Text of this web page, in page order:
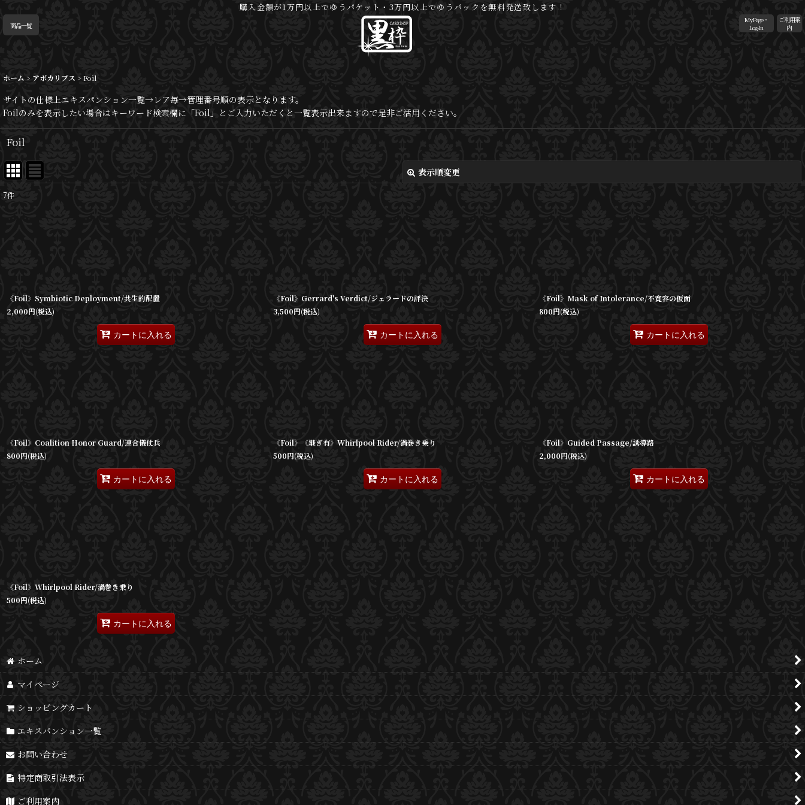
購入金額が1万円以上でゆうパケット・3万円以上でゆうパックを無料発送致します！
商品一覧
MyPage・
Log-In
ご利用案
内
ホーム > アポカリプス > Foil
サイトの仕様上エキスパンション一覧→レア毎→管理番号順の表示となります。
Foilのみを表示したい場合はキーワード検索欄に「Foil」とご入力いただくと一覧表示出来ますので是非ご活用ください。
Foil
表示順変更
7件
《Foil》Symbiotic Deployment/共生的配置
2,000円(税込)
カートに入れる
《Foil》Gerrard's Verdict/ジェラードの評決
3,500円(税込)
カートに入れる
《Foil》Mask of Intolerance/不寛容の仮面
800円(税込)
カートに入れる
《Foil》Coalition Honor Guard/連合儀仗兵
800円(税込)
カートに入れる
《Foil》《継ぎ有》Whirlpool Rider/渦巻き乗り
500円(税込)
カートに入れる
《Foil》Guided Passage/誘導路
2,000円(税込)
カートに入れる
《Foil》Whirlpool Rider/渦巻き乗り
500円(税込)
カートに入れる
ホーム
マイページ
ショッピングカート
エキスパンション一覧
お問い合わせ
特定商取引法表示
ご利用案内